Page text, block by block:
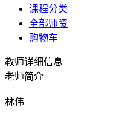
课程分类
全部师资
购物车
教师详细信息
老师简介
林伟